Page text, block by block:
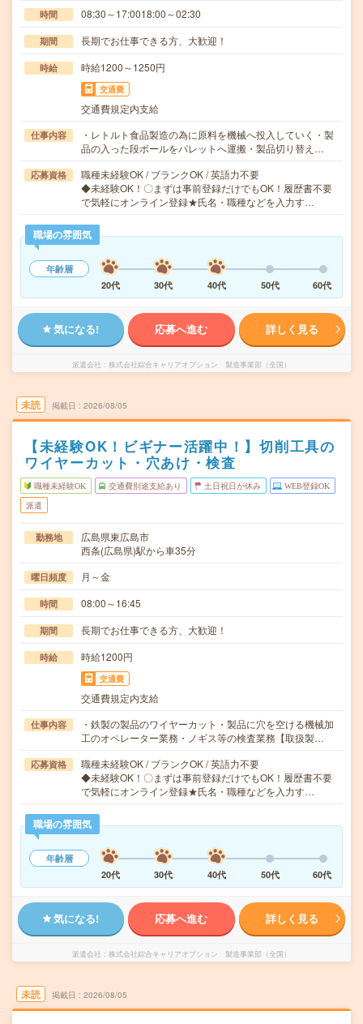
時間 08:30～17:0018:00～02:30
期間 長期でお仕事できる方、大歓迎！
時給 時給1200～1250円
交通費
交通費規定内支給
仕事内容
・レトルト食品製造の為に原料を機械へ投入していく・製
品の入った段ボールをパレットへ運搬・製品切り替え…
応募資格
職種未経験OK / ブランクOK / 英語力不要
◆未経験OK！〇まずは事前登録だけでもOK！履歴書不要
で気軽にオンライン登録★氏名・職種などを入力す…
職場の雰囲気
年齢層
20代
30代 40代 50代 60代
気になる! 応募へ進む 詳しく見る
派遣会社 株式会社綜合キャリアオプション 製造事業部（全国）
未読 掲載日 2026/08/05
【未経験OK！ビギナー活躍中！】切削工具の
ワイヤーカット・穴あけ・検査
職種未経験OK 交通費別途支給あり 土日祝日が休み WEB登録OK
派遣
勤務地
広島県東広島市
西条(広島県)駅から車35分
曜日頻度 月～金
時間 08:00～16:45
期間 長期でお仕事できる方、大歓迎！
時給 時給1200円
交通費
交通費規定内支給
仕事内容
・鉄製の製品のワイヤーカット・製品に穴を空ける機械加
工のオペレーター業務・ノギス等の検査業務【取扱製…
応募資格
職種未経験OK / ブランクOK / 英語力不要
◆未経験OK！〇まずは事前登録だけでもOK！履歴書不要
で気軽にオンライン登録★氏名・職種などを入力す…
職場の雰囲気
年齢層
20代
30代 40代 50代 60代
気になる! 応募へ進む 詳しく見る
派遣会社 株式会社綜合キャリアオプション 製造事業部（全国）
未読 掲載日 2026/08/05